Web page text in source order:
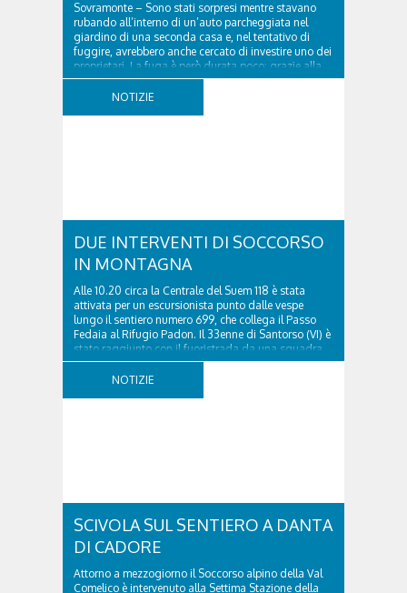
Sovramonte – Sono stati sorpresi mentre stavano
rubando all’interno di un’auto parcheggiata nel
giardino di una seconda casa e, nel tentativo di
fuggire, avrebbero anche cercato di investire uno dei
proprietari. La fuga è però durata poco: grazie alla
tempestiva chiamata al 112 e all’intervento...
NOTIZIE
DUE INTERVENTI DI SOCCORSO
IN MONTAGNA
Alle 10.20 circa la Centrale del Suem 118 è stata
attivata per un escursionista punto dalle vespe
lungo il sentiero numero 699, che collega il Passo
Fedaia al Rifugio Padon. Il 33enne di Santorso (VI) è
stato raggiunto con il fuoristrada da una squadra
del Soccorso alpino della Val Pettorina...
NOTIZIE
SCIVOLA SUL SENTIERO A DANTA
DI CADORE
Attorno a mezzogiorno il Soccorso alpino della Val
Comelico è intervenuto alla Settima Stazione della